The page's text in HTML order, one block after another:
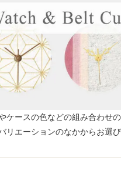
ケースの色などの組み合わせ
リエーションのなかからお選